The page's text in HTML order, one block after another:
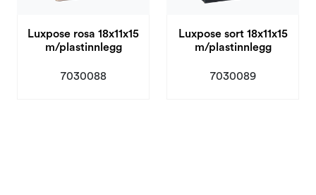
Luxpose rosa 18x11x15
m/plastinnlegg
7030088
Luxpose sort 18x11x15
m/plastinnlegg
7030089